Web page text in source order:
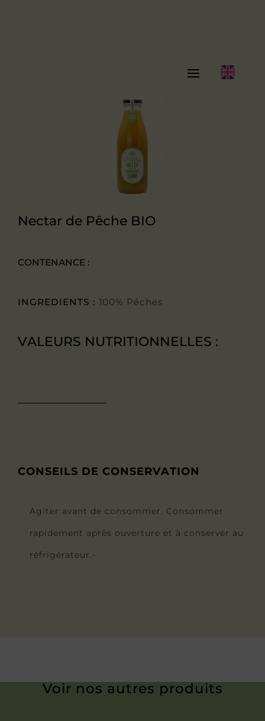
Nectar de Pêche BIO
CONTENANCE :
INGREDIENTS : 100% Pêches
VALEURS NUTRITIONNELLES :
CONSEILS DE CONSERVATION
Agiter avant de consommer. Consommer
rapidement après ouverture et à conserver au
réfrigérateur.-
Voir nos autres produits